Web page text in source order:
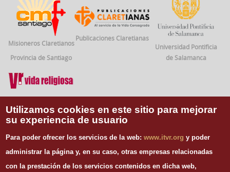
Misioneros Claretianos
Provincia de Santiago
Publicaciones Claretianas
Universidad Pontificia
de Salamanca
Instituto Teológico de Vida Religiosa
Escuela Regina Apostolorum
Utilizamos cookies en este sitio para mejorar
su experiencia de usuario
Para poder ofrecer los servicios de la web:www.itvr.org y poder
administrar la página y, en su caso, otras empresas relacionadas
con la prestación de los servicios contenidos en dicha web,